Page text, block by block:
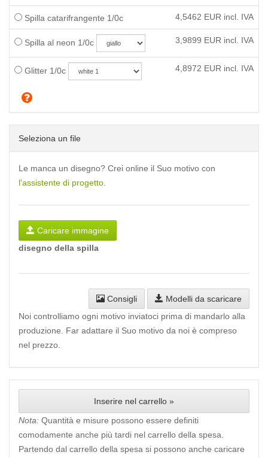
Spilla catarifrangente 1/0c 4,5462 EUR incl. IVA
Spilla al neon 1/0c 3,9899 EUR incl. IVA
Glitter 1/0c 4,8972 EUR incl. IVA
Seleziona un file
Le manca un disegno? Crei online il Suo motivo con
l'assistente di progetto
Caricare immagine
disegno della spilla
Consigli
Modelli da scaricare
Noi controlliamo ogni motivo inviatoci prima di mandarlo alla
produzione. Far adattare il Suo motivo da noi è compreso
nel prezzo.
Inserire nel carrello »
Nota: Quantità e misure possono essere definiti
comodamente anche più tardi nel carrello della spesa.
Partendo dal carrello della spesa si possono anche caricare